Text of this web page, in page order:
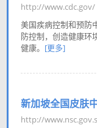
http://www.cdc.gov/
美国疾病控制和预防
防控制，创造健康环
健康。 [更多]
新加坡全国皮肤
http://